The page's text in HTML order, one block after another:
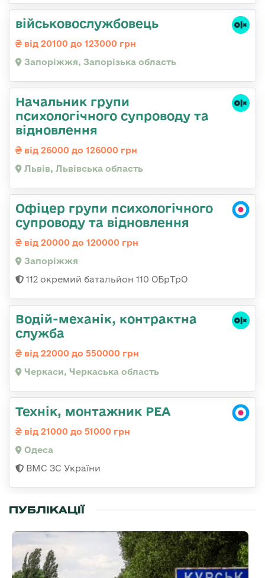
військовослужбовець
від 20100 до 123000 грн
Запоріжжя, Запорізька область
Начальник групи
психологічного супроводу та
відновлення
від 26000 до 126000 грн
Львів, Львівська область
Офіцер групи психологічного
супроводу та відновлення
від 20000 до 120000 грн
Запоріжжя
112 окремий батальйон 110 ОБрТрО
Водій-механік, контрактна
служба
від 22000 до 550000 грн
Черкаси, Черкаська область
Технік, монтажник РЕА
від 21000 до 51000 грн
Одеса
ВМС ЗС України
ПУБЛІКАЦІЇ